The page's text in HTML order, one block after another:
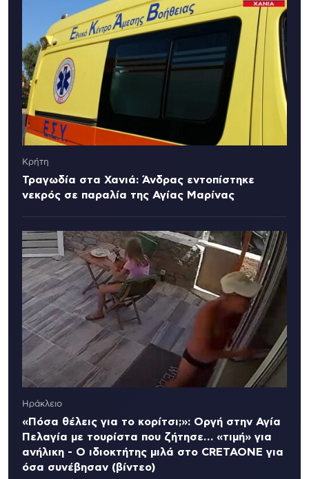
Κρήτη
Τραγωδία στα Χανιά: Άνδρας εντοπίστηκε
νεκρός σε παραλία της Αγίας Μαρίνας
Ηράκλειο
«Πόσα θέλεις για το κορίτσι;»: Οργή στην Αγία
Πελαγία με τουρίστα που ζήτησε… «τιμή» για
ανήλικη - Ο ιδιοκτήτης μιλά στο CRETAONE για
όσα συνέβησαν (βίντεο)